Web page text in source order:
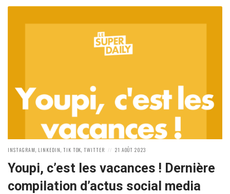
POSTED
INSTAGRAM, LINKEDIN, TIK TOK,TWITTER
POSTED
21 AOÛT 2023
Youpi, c’est les vacances ! Dernière
compilation d’actus social media